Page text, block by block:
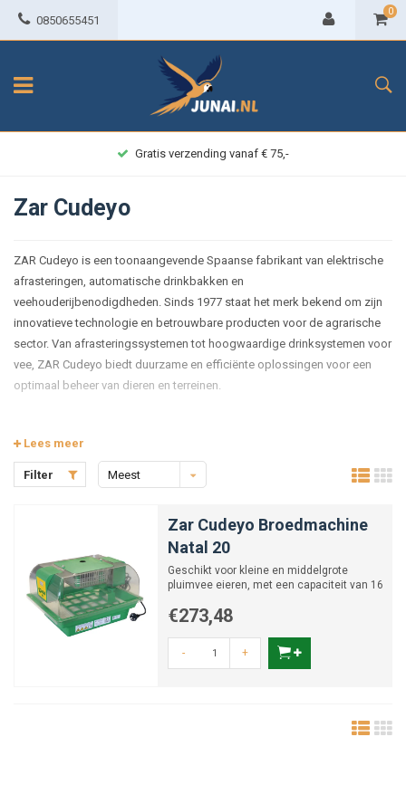
0850655451
0
Gratis verzending vanaf € 75,-
Zar Cudeyo
ZAR Cudeyo is een toonaangevende Spaanse fabrikant van elektrische
afrasteringen, automatische drinkbakken en
veehouderijbenodigdheden. Sinds 1977 staat het merk bekend om zijn
innovatieve technologie en betrouwbare producten voor de agrarische
sector. Van afrasteringssystemen tot hoogwaardige drinksystemen voor
vee, ZAR Cudeyo biedt duurzame en efficiënte oplossingen voor een
optimaal beheer van dieren en terreinen.
Lees meer
Filter
Meest
Zar Cudeyo Broedmachine
Natal 20
Geschikt voor kleine en middelgrote
pluimvee eieren, met een capaciteit van 16
€273,48
- +